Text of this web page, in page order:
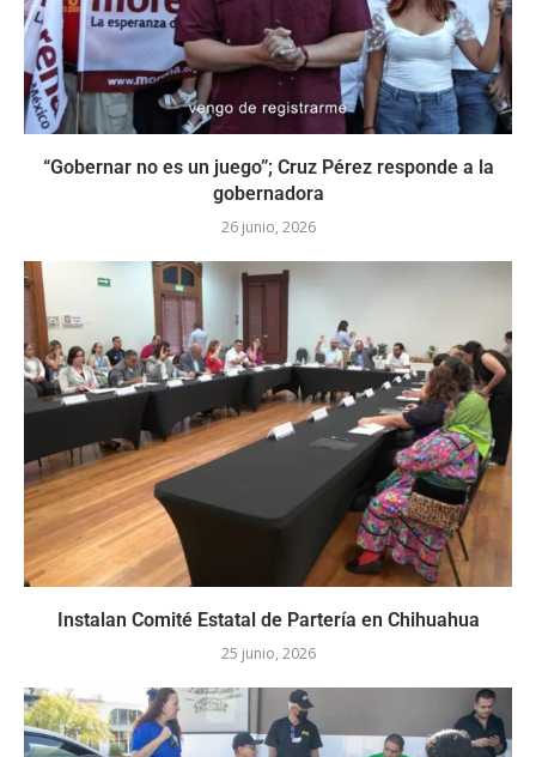
“Gobernar no es un juego”; Cruz Pérez responde a la
gobernadora
26 junio, 2026
Instalan Comité Estatal de Partería en Chihuahua
25 junio, 2026